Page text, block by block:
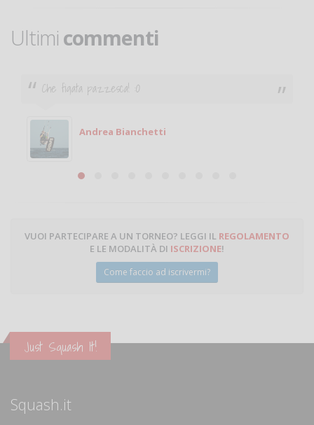
Ultimi commenti
Che figata pazzesca! :O
Andrea Bianchetti
VUOI PARTECIPARE A UN TORNEO? LEGGI IL REGOLAMENTO
E LE MODALITÀ DI ISCRIZIONE!
Come faccio ad iscrivermi?
Just Squash It!
Squash.it